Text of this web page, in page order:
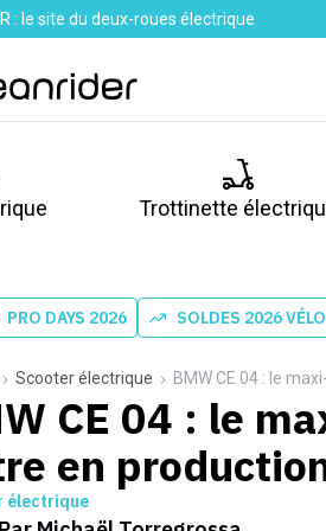
: le site du deux-roues électrique
Trottinette
PRO DAYS 2026 SOLDES 2026
Scooter électrique BMW CE 04 : le
CE 04 : le
en
électrique